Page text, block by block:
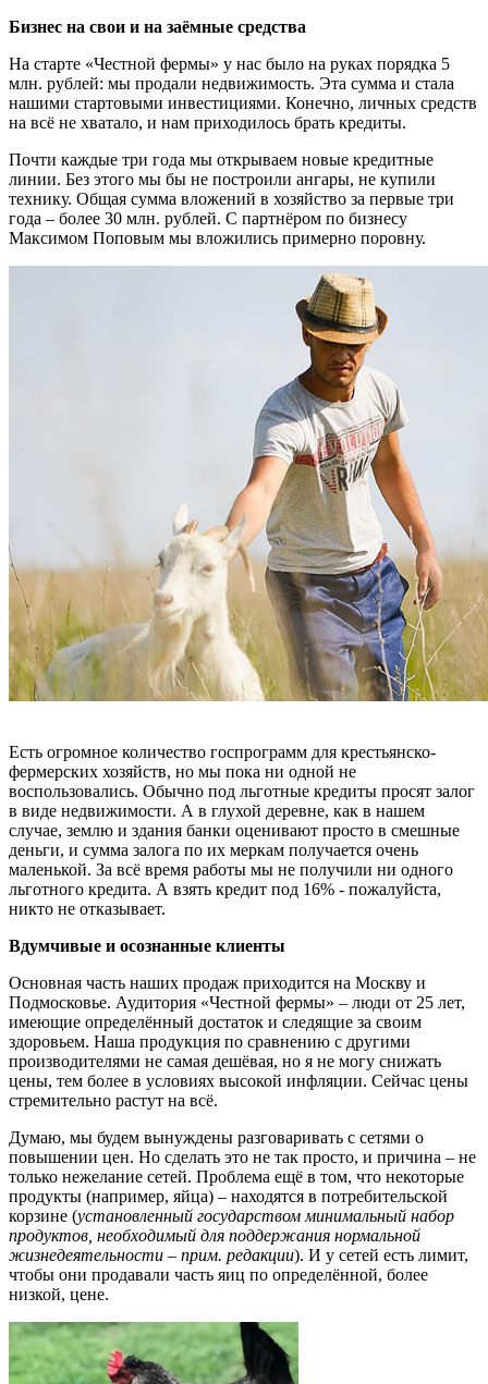
Бизнес на свои и на заёмные средства
На старте «Честной фермы» у нас было на руках порядка 5
млн. рублей: мы продали недвижимость. Эта сумма и стала
нашими стартовыми инвестициями. Конечно, личных средств
на всё не хватало, и нам приходилось брать кредиты.
Почти каждые три года мы открываем новые кредитные
линии. Без этого мы бы не построили ангары, не купили
технику. Общая сумма вложений в хозяйство за первые три
года – более 30 млн. рублей. С партнёром по бизнесу
Максимом Поповым мы вложились примерно поровну.
Есть огромное количество госпрограмм для крестьянско-
фермерских хозяйств, но мы пока ни одной не
воспользовались. Обычно под льготные кредиты просят залог
в виде недвижимости. А в глухой деревне, как в нашем
случае, землю и здания банки оценивают просто в смешные
деньги, и сумма залога по их меркам получается очень
маленькой. За всё время работы мы не получили ни одного
льготного кредита. А взять кредит под 16% - пожалуйста,
никто не отказывает.
Вдумчивые и осознанные клиенты
Основная часть наших продаж приходится на Москву и
Подмосковье. Аудитория «Честной фермы» – люди от 25 лет,
имеющие определённый достаток и следящие за своим
здоровьем. Наша продукция по сравнению с другими
производителями не самая дешёвая, но я не могу снижать
цены, тем более в условиях высокой инфляции. Сейчас цены
стремительно растут на всё.
Думаю, мы будем вынуждены разговаривать с сетями о
повышении цен. Но сделать это не так просто, и причина – не
только нежелание сетей. Проблема ещё в том, что некоторые
продукты (например, яйца) – находятся в потребительской
корзине (установленный государством минимальный набор
продуктов, необходимый для поддержания нормальной
жизнедеятельности – прим. редакции). И у сетей есть лимит,
чтобы они продавали часть яиц по определённой, более
низкой, цене.